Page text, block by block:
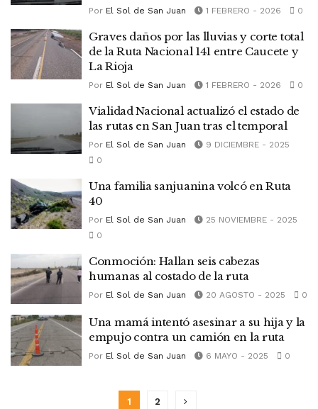
Por El Sol de San Juan 1 FEBRERO - 2026 0
Graves daños por las lluvias y corte total
de la Ruta Nacional 141 entre Caucete y
La Rioja
Por El Sol de San Juan 1 FEBRERO - 2026 0
Vialidad Nacional actualizó el estado de
las rutas en San Juan tras el temporal
Por El Sol de San Juan
9 DICIEMBRE - 2025
0
Una familia sanjuanina volcó en Ruta
40
Por El Sol de San Juan
25 NOVIEMBRE - 2025
0
Conmoción: Hallan seis cabezas
humanas al costado de la ruta
Por El Sol de San Juan 20 AGOSTO - 2025 0
Una mamá intentó asesinar a su hija y la
empujo contra un camión en la ruta
Por El Sol de San Juan 6 MAYO - 2025 0
1 2